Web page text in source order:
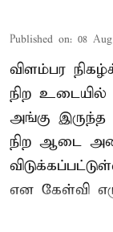
Published on: 08
விளம்பர
நிற
அங்கு இருந்த
நிற ஆடை
என கேள்வி